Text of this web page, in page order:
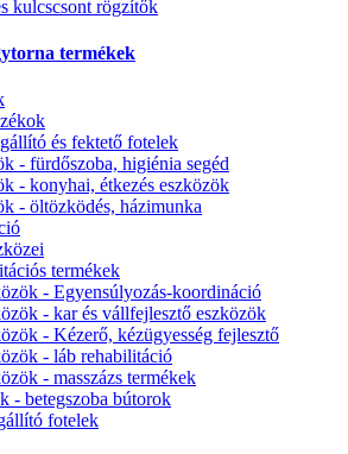
kulcscsont rögzítők
termékek
és fektető fotelek
- fürdőszoba, higiénia segéd
- konyhai, étkezés eszközök
- öltözködés, házimunka
termékek
- Egyensúlyozás-koordináció
- kar és vállfejlesztő eszközök
- Kézerő, kézügyesség fejlesztő
- láb rehabilitáció
- masszázs termékek
- betegszoba bútorok
fotelek